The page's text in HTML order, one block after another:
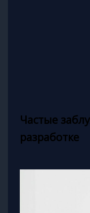
Частые
разработке